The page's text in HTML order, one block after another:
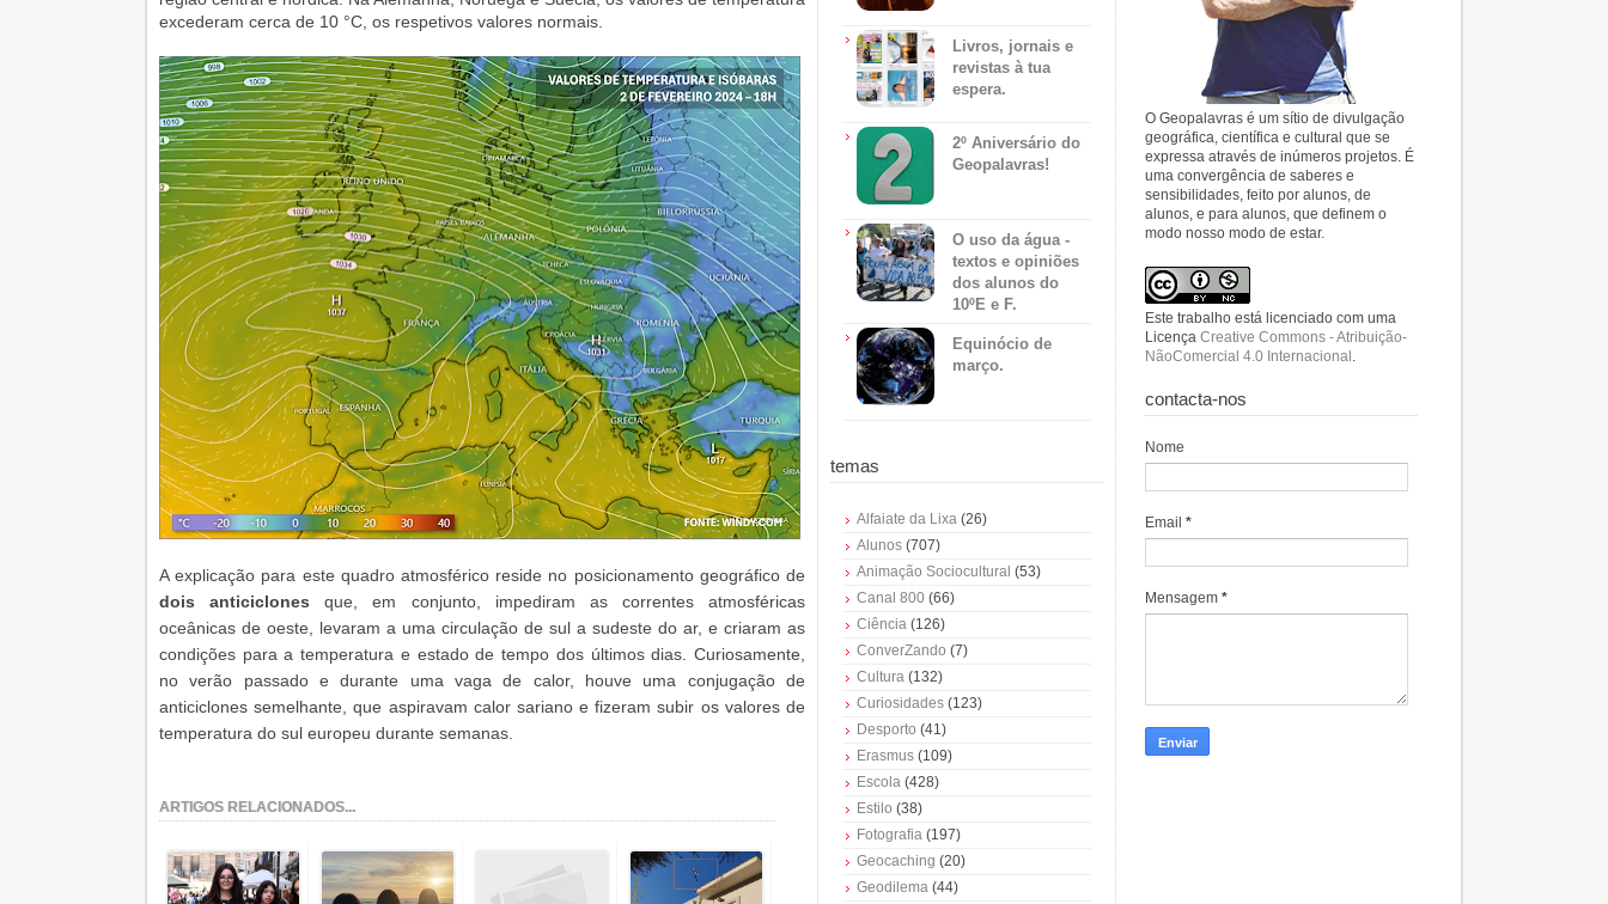
excederam cerca de 10 °C, os respetivos valores normais.
A explicação para este quadro atmosférico reside no posicionamento geográfico de
dois anticiclones que, em conjunto, impediram as correntes atmosféricas
oceânicas de oeste, levaram a uma circulação de sul a sudeste do ar, e criaram as
condições para a temperatura e estado de tempo dos últimos dias. Curiosamente,
no verão passado e durante uma vaga de calor, houve uma conjugação de
anticiclones semelhante, que aspiravam calor sariano e fizeram subir os valores de
temperatura do sul europeu durante semanas.
ARTIGOS RELACIONADOS...
Livros, jornais e
revistas à tua
espera.
2º Aniversário do
Geopalavras!
O uso da água -
textos e opiniões
dos alunos do
10ºE e F.
Equinócio de
março.
temas
Alfaiate da Lixa (26)
Alunos (707)
Animação Sociocultural (53)
Canal 800 (66)
Ciência (126)
ConverZando (7)
Cultura (132)
Curiosidades (123)
Desporto (41)
Erasmus (109)
Escola (428)
Estilo (38)
Fotografia (197)
Geocaching (20)
Geodilema (44)
O Geopalavras é um sítio de divulgação
geográfica, científica e cultural que se
expressa através de inúmeros projetos. É
uma convergência de saberes e
sensibilidades, feito por alunos, de
alunos, e para alunos, que definem o
modo nosso modo de estar.
Este trabalho está licenciado com uma
Licença Creative Commons - Atribuição-
NãoComercial 4.0 Internacional .
contacta-nos
Nome
Email *
Mensagem *